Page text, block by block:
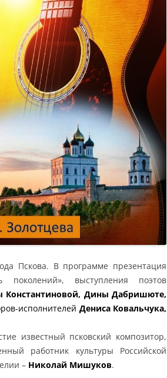
Пскова. В программе презентация
поколений», выступления поэтов
Дины Дабришюте,
исполнителей Дениса Ковальчука,
известный псковский композитор,
работник культуры Российской
– Николай Мишуков.